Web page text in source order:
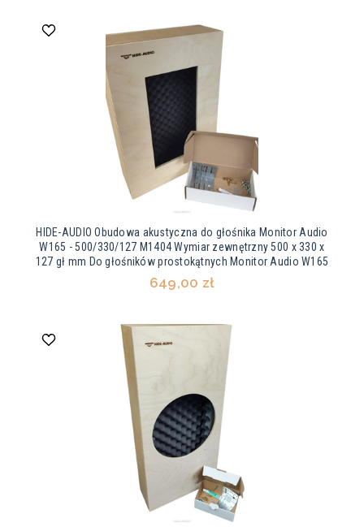
HIDE-AUDIO Obudowa akustyczna do głośnika Monitor Audio
W165 - 500/330/127 M1404 Wymiar zewnętrzny 500 x 330 x
127 gł mm Do głośników prostokątnych Monitor Audio W165
649,00 zł